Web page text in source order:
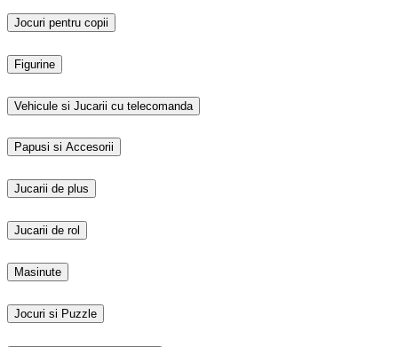
Jocuri pentru copii
Figurine
Vehicule si Jucarii cu telecomanda
Papusi si Accesorii
Jucarii de plus
Jucarii de rol
Masinute
Jocuri si Puzzle